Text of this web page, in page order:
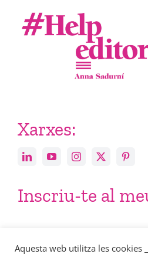
Xarxes:
Inscriu-te al
Aquesta web utilitza les cookies